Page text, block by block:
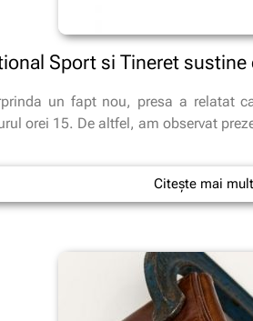
Sport si Tineret sustine
un fapt nou, presa a relatat
orei 15. De altfel, am observat
Citește mai mult